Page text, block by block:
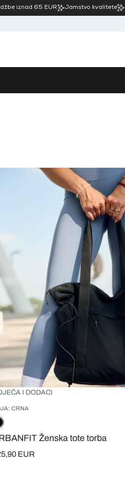
iznad 65 EUR Jamstvo kvalitete
I DODACI
CRNA
Ženska tote torba
EUR